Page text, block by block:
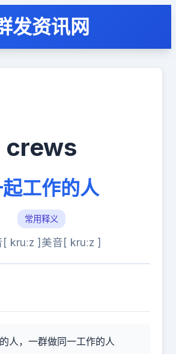
发资讯网
crews
工作的人
常用释义
[ kruːz ] 美音[ kruːz ]
人，一群做同一工作的人